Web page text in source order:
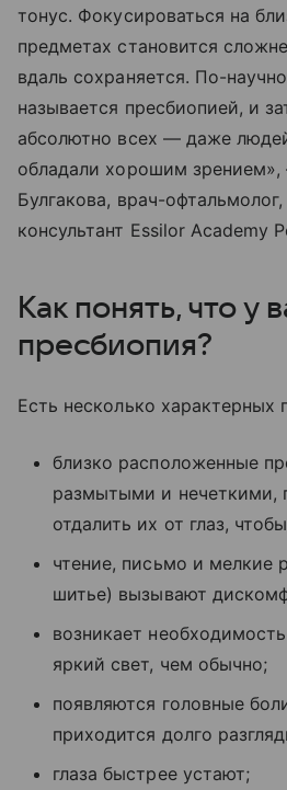
тонус. Фокусироваться на
предметах становится
вдаль сохраняется. По-
называется пресбиопией, и
абсолютно всех — даже
обладали хорошим зрением»,
Булгакова, врач-
консультант Essilor Academy
Как понять, что у
пресбиопия?
Есть несколько характерных
близко расположенные
размытыми и нечеткими,
отдалить их от глаз,
чтение, письмо и мелкие
шитье) вызывают
возникает
яркий свет, чем обычно;
появляются головные
приходится долго
глаза быстрее устают;